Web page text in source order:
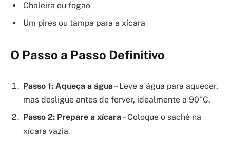
Chaleira ou fogão
Um pires ou tampa para a xícara
O Passo a Passo Definitivo
Passo 1: Aqueça a água– Leve a água para aquecer,
mas desligue antes de ferver, idealmente a 90°C.
Passo 2: Prepare a xícara– Coloque o sachê na
xícara vazia.